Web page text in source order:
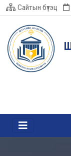
Сайтын бүтэц